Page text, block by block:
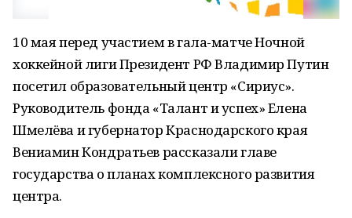
10 мая перед участием в гала-матче Ночной
хоккейной лиги Президент РФ Владимир Путин
посетил образовательный центр «Сириус».
Руководитель фонда «Талант и успех» Елена
Шмелёва и губернатор Краснодарского края
Вениамин Кондратьев рассказали главе
государства о планах комплексного развития
центра.